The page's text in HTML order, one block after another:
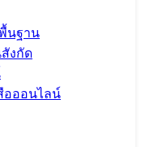
นฐาน
งกัด
อออนไลน์